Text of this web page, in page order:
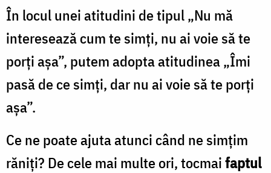
În locul unei atitudini de tipul „Nu mă
interesează cum te simți, nu ai voie să te
porți așa”, putem adopta atitudinea „Îmi
pasă de ce simți, dar nu ai voie să te porți
așa”.
Ce ne poate ajuta atunci când ne simțim
răniți? De cele mai multe ori, tocmaifaptul